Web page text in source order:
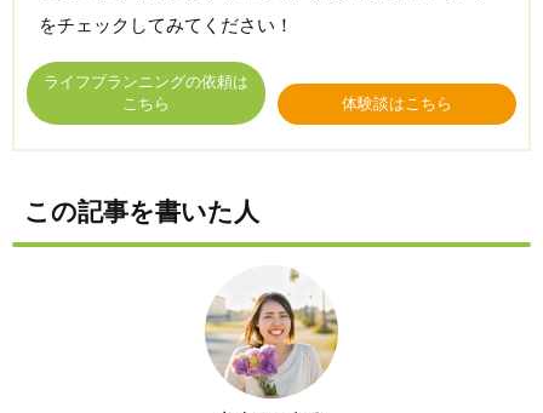
をチェックしてみてください！
ライフプランニングの依頼は
こちら
体験談はこちら
この記事を書いた人